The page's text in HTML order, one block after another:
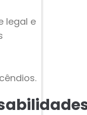
legal e